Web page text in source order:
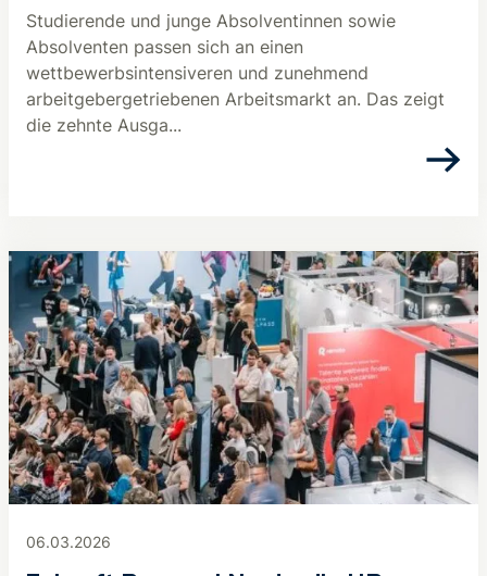
Studierende und junge Absolventinnen sowie
Absolventen passen sich an einen
wettbewerbsintensiveren und zunehmend
arbeitgebergetriebenen Arbeitsmarkt an. Das zeigt
die zehnte Ausga...
06.03.2026